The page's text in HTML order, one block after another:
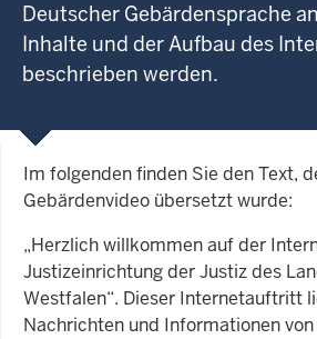
Deutscher Gebärdensprache
Inhalte und der Aufbau des
beschrieben werden.
Im folgenden finden Sie den Text,
Gebärdenvideo übersetzt wurde:
„Herzlich willkommen auf der
Justizeinrichtung der Justiz des
Westfalen“. Dieser Internetauftritt
Nachrichten und Informationen